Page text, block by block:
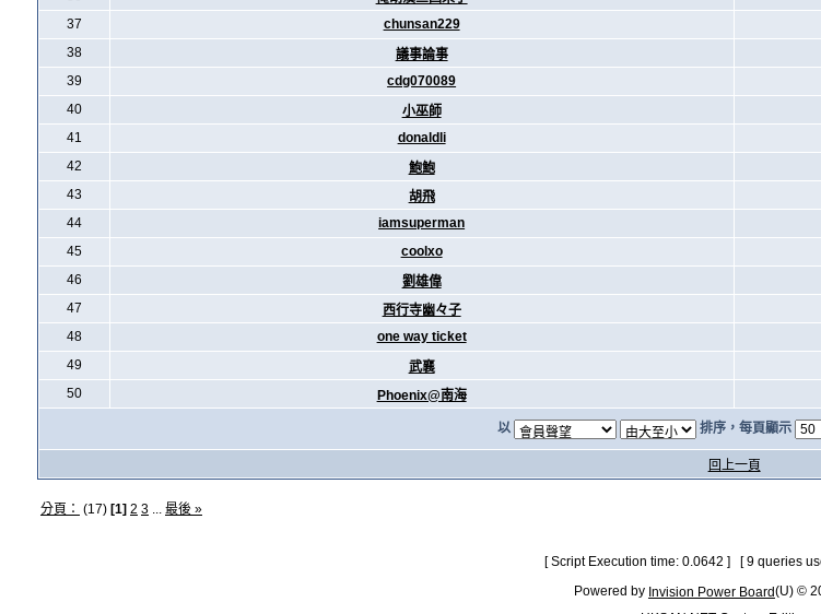
37
chunsan229
38
議事論事
39
cdg070089
40
小巫師
41
donaldli
42
鮑鮑
43
胡飛
44
iamsuperman
45
coolxo
46
劉雄偉
47
西行寺幽々子
48
one way ticket
49
武襄
50
Phoenix@南海
以 排序，每頁顯示
回上一頁
分頁： (17) [1] 2 3... 最後 »
[ Script Execution time: 0.0642 ] [ 9 queries
Powered by Invision Power Board(U) ©